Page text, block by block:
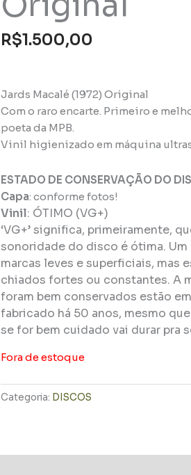
R$1.500,00
Jards Macalé (1972) Original
Com o raro encarte. Primeiro e
poeta da MPB.
Vinil higienizado em máquina
ESTADO DE CONSERVAÇÃO DO
Capa: conforme fotos!
Vinil: ÓTIMO (VG+)
‘VG+’ significa, primeiramente,
sonoridade do disco é ótima. Um
marcas leves e superficiais, mas
chiados fortes ou constantes. A
foram bem conservados estão
fabricado há 50 anos, mesmo
se for bem cuidado vai durar pra
Fora de estoque
Categoria: DISCOS